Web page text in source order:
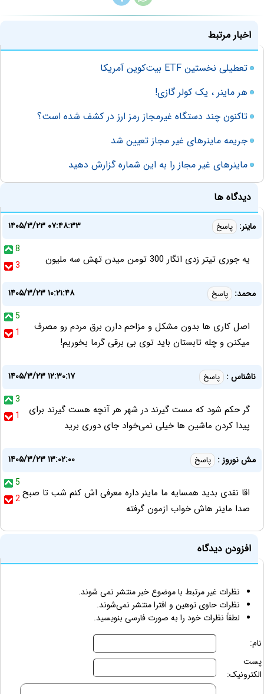
اخبار مرتبط
تعطیلی نخستین ETF بیت‌کوین آمریکا
هر ماینر ، یک کولر گازی!
تاکنون چند دستگاه غیرمجاز رمز ارز در کشف شده است؟
جریمه ماینرهای غیر مجاز تعیین شد
ماینرهای غیر مجاز را به این شماره گزارش دهید
دیدگاه ها
ماینر: پاسخ
۱۴۰۵/۳/۲۳ ۰۷:۴۸:۳۳
8
3
یه جوری تیتر زدی انگار 300 تومن میدن تهش سه ملیون
محمد: پاسخ
۱۴۰۵/۳/۲۳ ۱۰:۲۱:۴۸
5
1
اصل کاری ها بدون مشکل و مزاحم دارن برق مردم رو مصرف
میکنن و چله تابستان باید توی بی برقی گرما بخوریم!
ناشناس : پاسخ
۱۴۰۵/۳/۲۳ ۱۲:۳۰:۱۷
3
1
گر حکم شود که مست گیرند در شهر هر آنچه هست گیرند برای
پیدا کردن ماشین ها خیلی نمی‌خواد جای دوری برید
مش نوروز : پاسخ
۱۴۰۵/۳/۲۳ ۱۳:۰۲:۰۰
5
2اقا نقدی بدید همسایه ما ماینر داره معرفی اش کنم شب تا صبح
صدا ماینر هاش خواب ازمون گرفته
افزودن دیدگاه
نظرات غیر مرتبط با موضوع خبر منتشر نمی شوند.
نظرات حاوی توهین و افترا منتشر نمی‌شوند.
لطفاً نظرات خود را به صورت فارسی بنویسید.
نام:
پست
الکترونیک: